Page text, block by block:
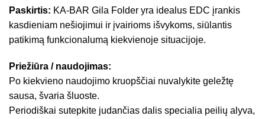
Paskirtis: KA-BAR Gila Folder yra idealus EDC įrankis
kasdieniam nešiojimui ir įvairioms išvykoms, siūlantis
patikimą funkcionalumą kiekvienoje situacijoje.
Priežiūra / naudojimas:
Po kiekvieno naudojimo kruopščiai nuvalykite geležtę
sausa, švaria šluoste.
Periodiškai sutepkite judančias dalis specialia peilių alyva,